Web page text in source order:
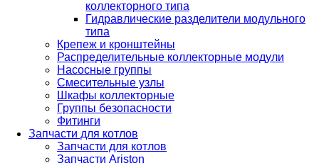
коллекторного типа
Гидравлические разделители модульного
типа
Крепеж и кронштейны
Распределительные коллекторные модули
Насосные группы
Смесительные узлы
Шкафы коллекторные
Группы безопасности
Фитинги
Запчасти для котлов
Запчасти для котлов
Запчасти Ariston